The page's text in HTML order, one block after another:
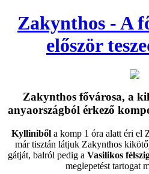
Zakynthos - A
először
Zakynthos fővárosa, a
anyaországból érkező
Kylliniből a komp 1 óra alatt éri el
már tisztán látjuk Zakynthos
gátját, balról pedig a Vasilikos
meglepetést tartogat